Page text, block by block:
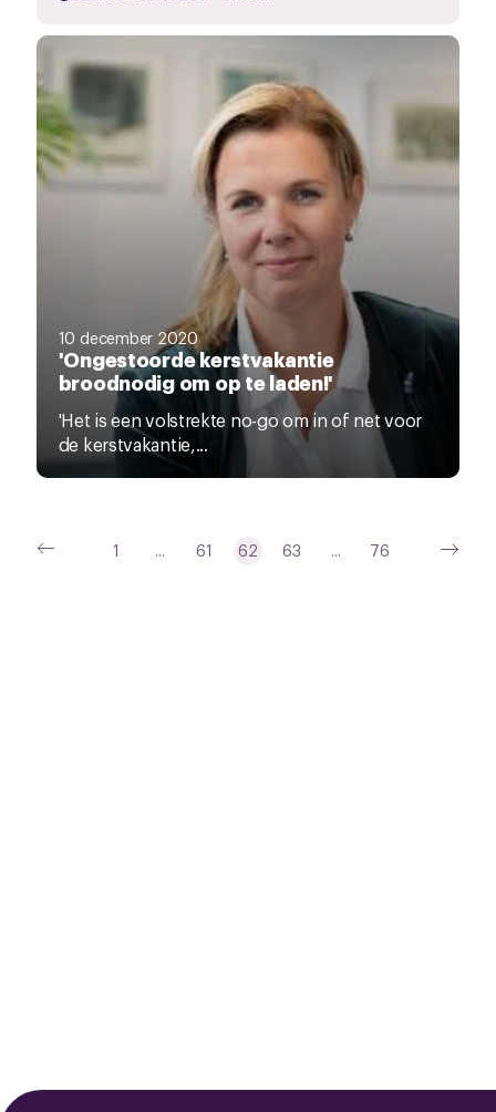
10 december 2020
'Ongestoorde kerstvakantie
broodnodig om op te laden!'
'Het is een volstrekte no-go om in of net voor
de kerstvakantie,...
1 ... 61 62 63 ... 76